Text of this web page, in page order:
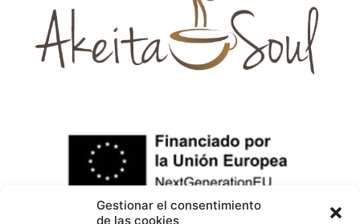
Gestionar el consentimiento
de las cookies